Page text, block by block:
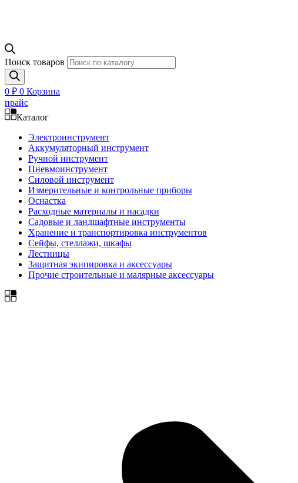
Поиск товаров
0 ₽ 0 Корзина
прайс
Каталог
Электроинструмент
Аккумуляторный инструмент
Ручной инструмент
Пневмоинструмент
Силовой инструмент
Измерительные и контрольные приборы
Оснастка
Расходные материалы и насадки
Садовые и ландшафтные инструменты
Хранение и транспортировка инструментов
Сейфы, стеллажи, шкафы
Лестницы
Защитная экипировка и аксессуары
Прочие строительные и малярные аксессуары